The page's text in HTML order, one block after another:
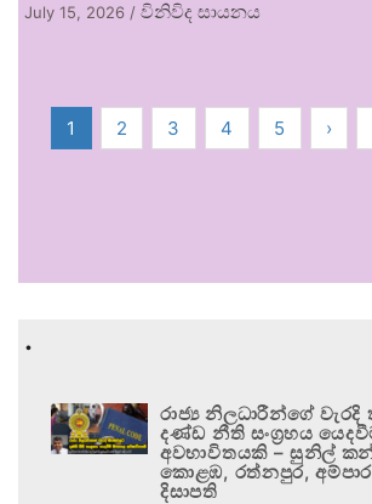
July 15, 2026 / විනිවිද සායනය
1 2 3 4 5 ›
.
රාජ්‍ය නිලධාරීන්ගේ
දණ්ඩ නීති සංග්‍රහය
අවභාවිතයකි – සුනිල්
කොළඹ, රත්නපුර,
දිසාපති